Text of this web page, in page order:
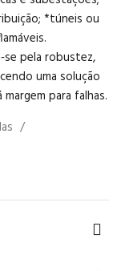
*túneis ou
pela robustez,
uma solução
para falhas.